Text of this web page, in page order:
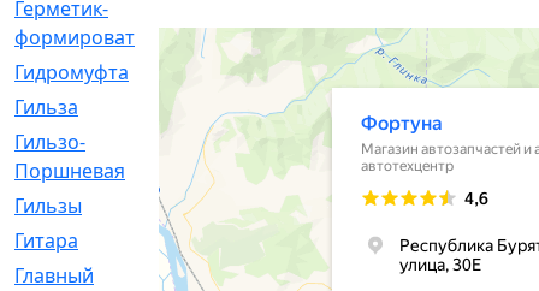
Герметик-
формирователь
Гидромуфта
[47]
Гильза
[56]
Гильзо-
Поршневая
[13]
Гильзы
[259]
Гитара
Главный
[29]